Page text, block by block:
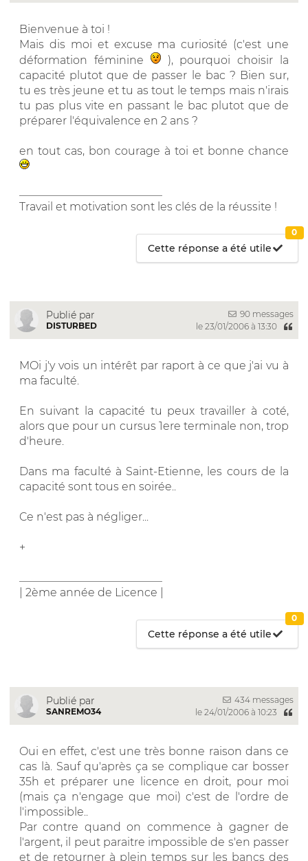
Bienvenue à toi !
Mais dis moi et excuse ma curiosité (c'est une
déformation féminine
), pourquoi choisir la
capacité plutot que de passer le bac ? Bien sur,
tu es très jeune et tu as tout le temps mais n'irais
tu pas plus vite en passant le bac plutot que de
préparer l'équivalence en 2 ans ?
en tout cas, bon courage à toi et bonne chance
Travail et motivation sont les clés de la réussite !
Cette réponse a été utile
0
Publié par
DISTURBED
90 messages
le 23/01/2006 à 13:30
MOi j'y vois un intérêt par raport à ce que j'ai vu à
ma faculté.
En suivant la capacité tu peux travailler à coté,
alors que pour un cursus 1ere terminale non, trop
d'heure.
Dans ma faculté à Saint-Etienne, les cours de la
capacité sont tous en soirée..
Ce n'est pas à négliger...
+
| 2ème année de Licence |
Cette réponse a été utile
0
Publié par
SANREMO34
434 messages
le 24/01/2006 à 10:23
Oui en effet, c'est une très bonne raison dans ce
cas là. Sauf qu'après ça se complique car bosser
35h et préparer une licence en droit, pour moi
(mais ça n'engage que moi) c'est de l'ordre de
l'impossible..
Par contre quand on commence à gagner de
l'argent, il peut paraitre impossible de s'en passer
et de retourner à plein temps sur les bancs des